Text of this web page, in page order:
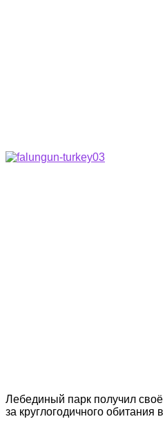
Лебединый парк получил своё
за круглогодичного обитания